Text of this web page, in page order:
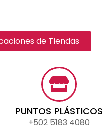
de Tiendas
PUNTOS PLÁSTICOS
+502 5183 4080